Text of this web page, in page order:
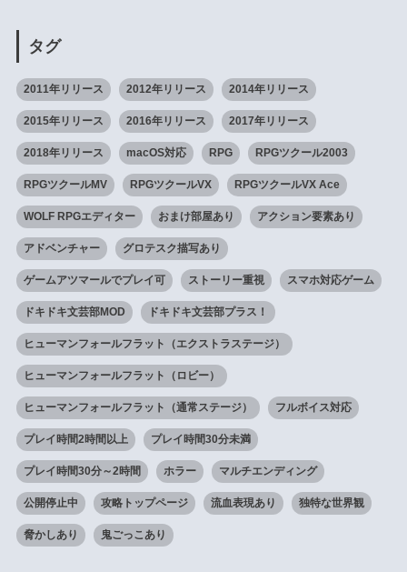
タグ
2011年リリース 2012年リリース 2014年リリース
2015年リリース 2016年リリース 2017年リリース
2018年リリース macOS対応 RPG RPGツクール2003
RPGツクールMV RPGツクールVX RPGツクールVX Ace
WOLF RPGエディター おまけ部屋あり アクション要素あり
アドベンチャー グロテスク描写あり
ゲームアツマールでプレイ可 ストーリー重視 スマホ対応ゲーム
ドキドキ文芸部MOD ドキドキ文芸部プラス！
ヒューマンフォールフラット（エクストラステージ）
ヒューマンフォールフラット（ロビー）
ヒューマンフォールフラット（通常ステージ） フルボイス対応
プレイ時間2時間以上 プレイ時間30分未満
プレイ時間30分～2時間 ホラー マルチエンディング
公開停止中 攻略トップページ 流血表現あり 独特な世界観
脅かしあり 鬼ごっこあり